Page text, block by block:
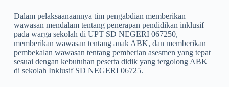
Dalam pelaksaanaannya tim pengabdian memberikan
wawasan mendalam tentang penerapan pendidikan inklusif
pada warga sekolah di UPT SD NEGERI 067250,
memberikan wawasan tentang anak ABK, dan memberikan
pembekalan wawasan tentang pemberian asesmen yang tepat
sesuai dengan kebutuhan peserta didik yang tergolong ABK
di sekolah Inklusif SD NEGERI 06725.